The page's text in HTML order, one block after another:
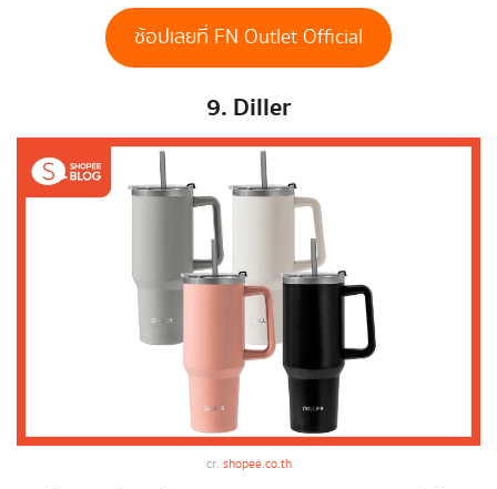
ช้อปเลยที่ FN Outlet Official
9. Diller
cr. shopee.co.th